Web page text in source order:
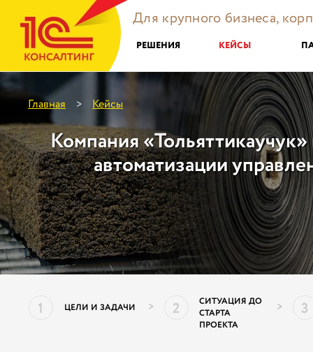
Для крупного бизнеса,
РЕШЕНИЯ КЕЙСЫ
Главная > Кейсы
Компания
автоматизации
1 ЦЕЛИ И ЗАДАЧИ > 2
СИТУАЦИЯ ДО
СТАРТА
ПРОЕКТА
> 3